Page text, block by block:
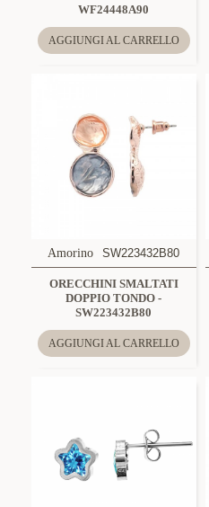
WF24448A90
AGGIUNGI AL CARRELLO
Amorino SW223432B80
ORECCHINI SMALTATI
DOPPIO TONDO -
SW223432B80
AGGIUNGI AL CARRELLO